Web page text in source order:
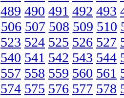
489 490 491 492 493
506 507 508 509 510
523 524 525 526 527
540 541 542 543 544
557 558 559 560 561
574 575 576 577 578